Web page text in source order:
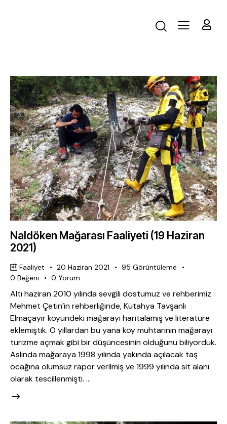
Naldöken Mağarası Faaliyeti (19 Haziran
2021)
Faaliyet 20 Haziran 2021 95 Görüntüleme
0 Beğeni 0 Yorum
Altı haziran 2010 yılında sevgili dostumuz ve rehberimiz
Mehmet Çetin’in rehberliğinde, Kütahya Tavşanlı
Elmaçayır köyündeki mağarayı haritalamış ve literatüre
eklemiştik. O yıllardan bu yana köy muhtarının mağarayı
turizme açmak gibi bir düşüncesinin olduğunu biliyorduk.
Aslında mağaraya 1998 yılında yakında açılacak taş
ocağına olumsuz rapor verilmiş ve 1999 yılında sit alanı
olarak tescillenmişti. …